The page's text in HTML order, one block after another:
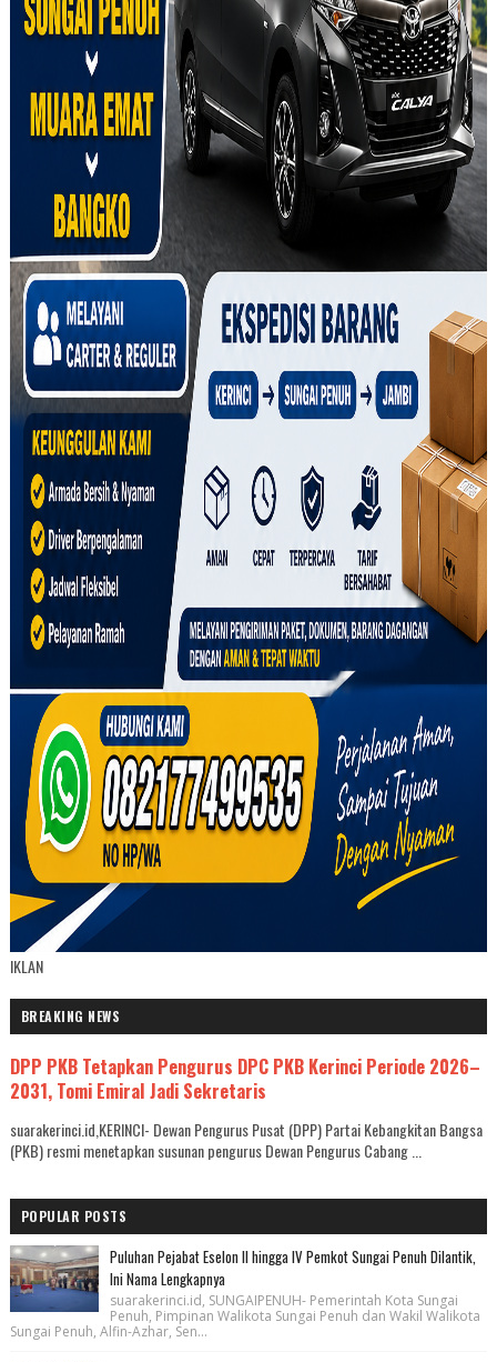
IKLAN
BREAKING NEWS
DPP PKB Tetapkan Pengurus DPC PKB Kerinci Periode 2026–
2031, Tomi Emiral Jadi Sekretaris
suarakerinci.id,KERINCI- Dewan Pengurus Pusat (DPP) Partai Kebangkitan Bangsa
(PKB) resmi menetapkan susunan pengurus Dewan Pengurus Cabang ...
POPULAR POSTS
Puluhan Pejabat Eselon II hingga IV Pemkot Sungai Penuh Dilantik,
Ini Nama Lengkapnya
suarakerinci.id, SUNGAIPENUH- Pemerintah Kota Sungai
Penuh, Pimpinan Walikota Sungai Penuh dan Wakil Walikota
Sungai Penuh, Alfin-Azhar, Sen...